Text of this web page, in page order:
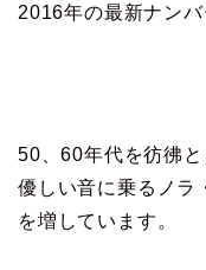
2016年の最新ナンバ
50、60年代を彷彿と
優しい音に乗るノラ
を増しています。